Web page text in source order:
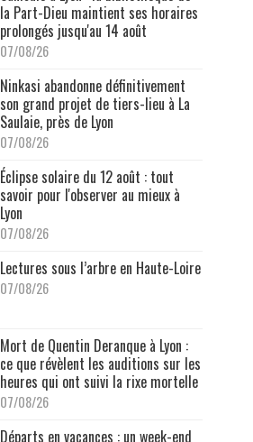
la Part-Dieu maintient ses horaires
prolongés jusqu'au 14 août
07/08/26
Ninkasi abandonne définitivement
son grand projet de tiers-lieu à La
Saulaie, près de Lyon
07/08/26
Éclipse solaire du 12 août : tout
savoir pour l'observer au mieux à
Lyon
07/08/26
Lectures sous l’arbre en Haute-Loire
07/08/26
Mort de Quentin Deranque à Lyon :
ce que révèlent les auditions sur les
heures qui ont suivi la rixe mortelle
07/08/26
Départs en vacances : un week-end